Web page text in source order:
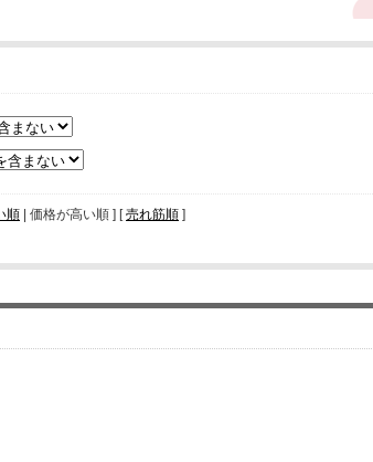
順 | 価格が高い順 ] [売れ筋順 ]